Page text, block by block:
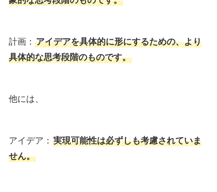
計画： アイデアを具体的に形にするための、より
具体的な思考段階のものです。
他には、
アイデア： 実現可能性は必ずしも考慮されていま
せん。